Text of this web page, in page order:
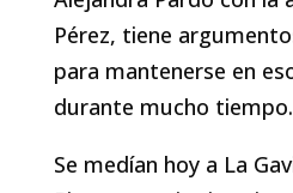
Pérez, tiene
para mantenerse en
durante mucho tiempo.
Se medían hoy a La